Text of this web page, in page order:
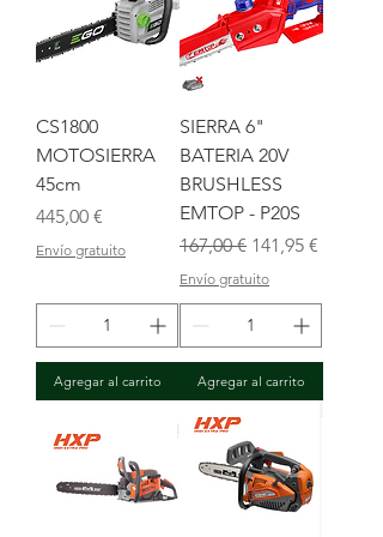
CS1800
MOTOSIERRA
45cm
Precio
445,00 €
Envío gratuito
Agregar al carrito
SIERRA 6"
BATERIA 20V
BRUSHLESS
EMTOP - P20S
Precio
167,00 € Precio de oferta
141,95 €
Envío gratuito
Agregar al carrito